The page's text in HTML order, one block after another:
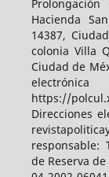
Hacienda
14387,
colonia Villa
Ciudad de
https://
Direcciones
responsable:
de Reserva